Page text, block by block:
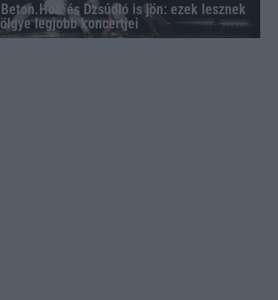
és Dzsúdló is jön: ezek lesznek
legjobb koncertjei